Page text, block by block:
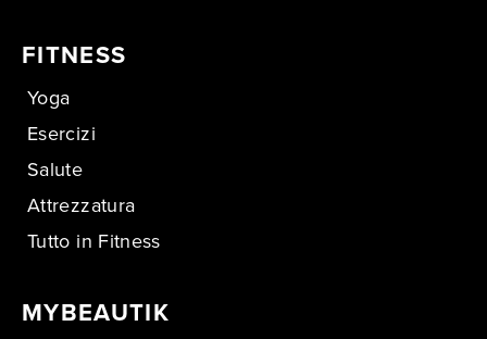
FITNESS
Yoga
Esercizi
Salute
Attrezzatura
Tutto in Fitness
MYBEAUTIK